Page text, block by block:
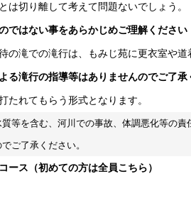
は切り離して考えて問題ないでしょう。
ではない事をあらかじめご理解ください
の滝での滝行は、もみじ苑に更衣室や
る滝行の指導等はありませんのでご了承
たれてもらう形式となります。
等を含む、河川での事故、体調悪化等の
ご了承ください。
ース（初めての方は全員こちら）